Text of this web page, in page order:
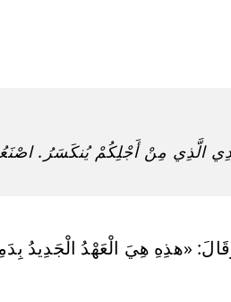
الَّذِي مِنْ أَجْلِكُمْ يُنكَسَرُ.
«هذِهِ هِيَ الْعَهْدُ الْجَدِيدُ